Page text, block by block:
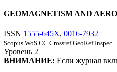
GEOMAGNETISM AND
ISSN 1555-645X, 0016-7932
Scopus WoS CC Crossref GeoRef Inspec
Уровень 2
ВНИМАНИЕ: Если журнал